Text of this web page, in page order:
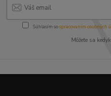
Súhlasím sospracovaním osobných
Môžete sa